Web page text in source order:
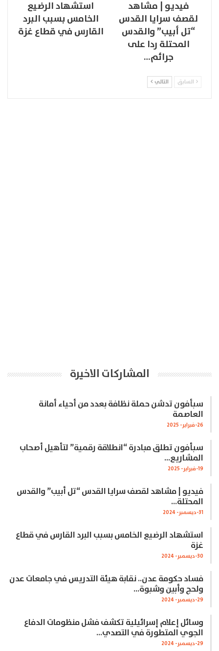
فيديو | مشاهد
لقصف سرايا القدس
“تل أبيب” والقدس
المحتلة ردا على
جرائم…
استشهاد الرضيع
الخامس بسبب البرد
القارس في قطاع غزة
السابق التالي
المشاركات الاخيرة
سبأفون تدشن حملة نظافة بعدد من أحياء أمانة
العاصمة
26-فبراير- 2025
سبأفون تطلق مبادرة “انطلاقة رقمية” لتأهيل أصحاب
المشاريع…
19-فبراير- 2025
فيديو | مشاهد لقصف سرايا القدس “تل أبيب” والقدس
المحتلة…
31-ديسمبر- 2024
استشهاد الرضيع الخامس بسبب البرد القارس في قطاع
غزة
30-ديسمبر- 2024
فساد حكومة عدن.. نقابة هيئة التدريس في جامعات عدن
ولحج وأبين وشبوة…
29-ديسمبر- 2024
وسائل إعلام إسرائيلية تكشف فشل منظومات الدفاع
الجوي المتطورة في التصدي…
29-ديسمبر- 2024